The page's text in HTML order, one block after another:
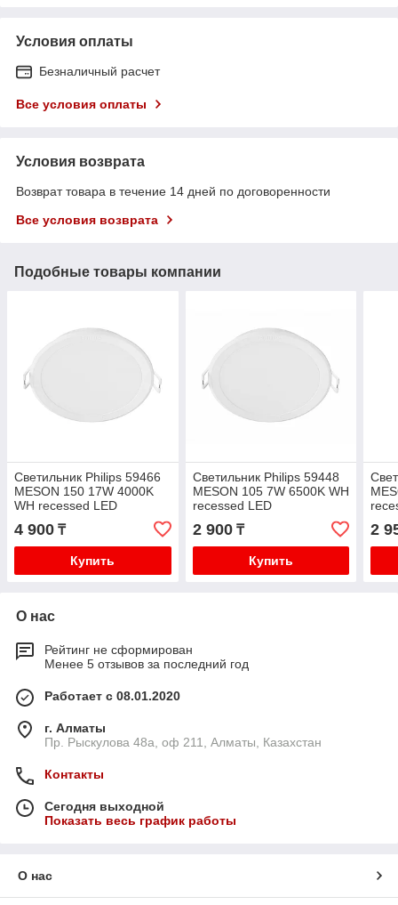
Условия оплаты
Безналичный расчет
Все условия оплаты
Условия возврата
Возврат товара в течение 14 дней по договоренности
Все условия возврата
Подобные товары компании
Светильник Philips 59466
MESON 150 17W 4000K
WH recessed LED
4 900 ₸
Купить
Светильник Philips 59448
MESON 105 7W 6500K WH
recessed LED
2 900₸
Купить
2
О нас
Рейтинг не сформирован
Менее 5 отзывов за последний год
Работает с 08.01.2020
г. Алматы
Пр. Рыскулова 48а, оф 211, Алматы, Казахстан
Контакты
Сегодня выходной
Показать весь график работы
О нас